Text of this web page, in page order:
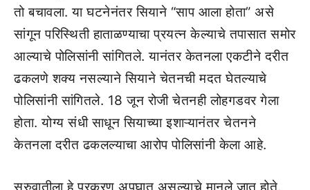
तो बचावला. या घटनेनंतर सियाने “साप आला होता” असे
सांगून परिस्थिती हाताळण्याचा प्रयत्न केल्याचे तपासात समोर
आल्याचे पोलिसांनी सांगितले. यानंतर केतनला एकटीने दरीत
ढकलणे शक्य नसल्याने सियाने चेतनची मदत घेतल्याचे
पोलिसांनी सांगितले. 18 जून रोजी चेतनही लोहगडवर गेला
होता. योग्य संधी साधून सियाच्या इशाऱ्यानंतर चेतनने
केतनला दरीत ढकलल्याचा आरोप पोलिसांनी केला आहे.